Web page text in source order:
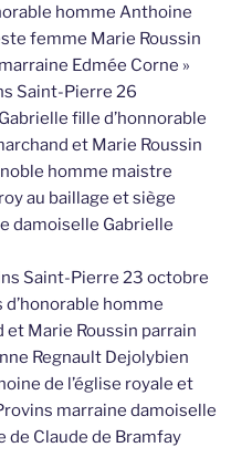
homme Anthoine
femme Marie Roussin
Edmée Corne »
Saint-Pierre 26
fille d’honnorable
et Marie Roussin
homme maistre
au baillage et siège
damoiselle Gabrielle
Saint-Pierre 23 octobre
homme
Marie Roussin parrain
Regnault Dejolybien
de l’église royale et
marraine damoiselle
de Claude de Bramfay